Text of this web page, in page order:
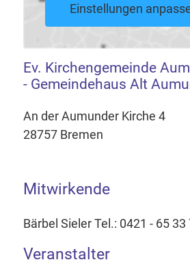
Einstellungen
Ev. Kirchengemeinde
- Gemeindehaus Alt
An der Aumunder Kirche 4
28757 Bremen
Mitwirkende
Bärbel Sieler Tel.: 0421 - 65 33
Veranstalter